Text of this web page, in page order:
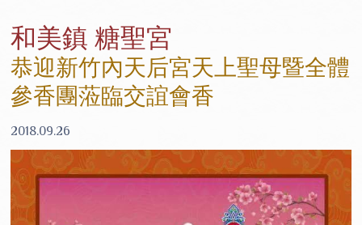
和美鎮 糖聖宮
恭迎新竹內天后宮天上聖母暨全體
參香團蒞臨交誼會香
2018.09.26